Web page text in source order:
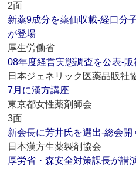
2面
新薬9成分を薬価収載‐経口分
が登場
厚生労働省
08年度経営実態調査を公表‐
日本ジェネリック医薬品販社
7月に漢方講座
東京都女性薬剤師会
3面
新会長に芳井氏を選出‐総会開
日本漢方生薬製剤協会
厚労省・森安全対策課長が講